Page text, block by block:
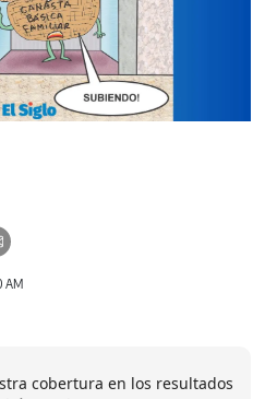
AM
cobertura en los resultados